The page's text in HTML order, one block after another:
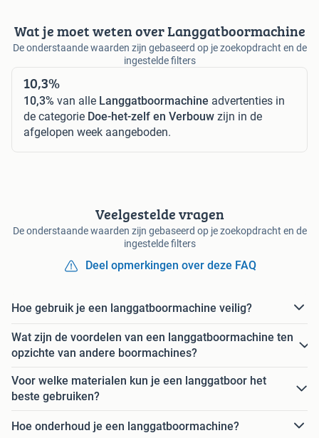
Wat je moet weten over Langgatboormachine
De onderstaande waarden zijn gebaseerd op je zoekopdracht en de
ingestelde filters
10,3%
10,3% van alle Langgatboormachine advertenties in
de categorie Doe-het-zelf en Verbouw zijn in de
afgelopen week aangeboden.
Veelgestelde vragen
De onderstaande waarden zijn gebaseerd op je zoekopdracht en de
ingestelde filters
Deel opmerkingen over deze FAQ
Hoe gebruik je een langgatboormachine veilig?
Wat zijn de voordelen van een langgatboormachine ten
opzichte van andere boormachines?
Voor welke materialen kun je een langgatboor het
beste gebruiken?
Hoe onderhoud je een langgatboormachine?